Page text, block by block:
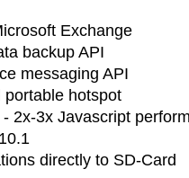
Exchange
backup API
messaging API
portable hotspot
2x-3x Javascript
directly to SD-Card